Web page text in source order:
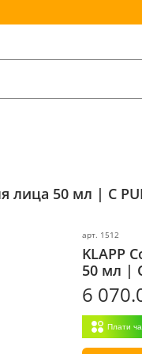
лица 50 мл | C
арт. 1512
KLAPP
50 мл |
6
Плати